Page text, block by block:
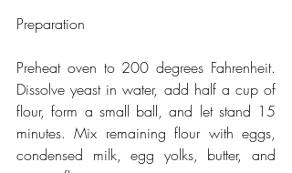
Preparation
Preheat oven to 200 degrees Fahrenheit.
Dissolve yeast in water, add half a cup of
flour, form a small ball, and let stand 15
minutes. Mix remaining flour with eggs,
condensed milk, egg yolks, butter, and